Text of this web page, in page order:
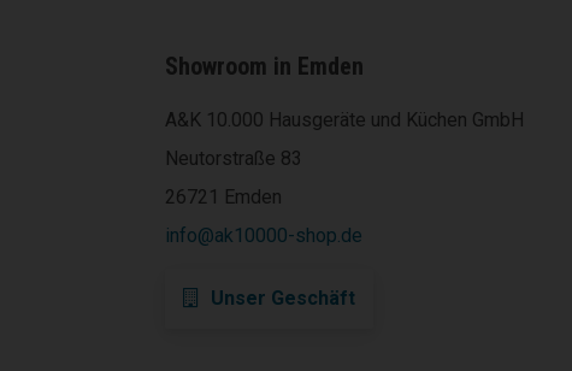
Showroom in Emden
A&K 10.000 Hausgeräte und Küchen GmbH
Neutorstraße 83
26721 Emden
info@ak10000-shop.de
Unser Geschäft